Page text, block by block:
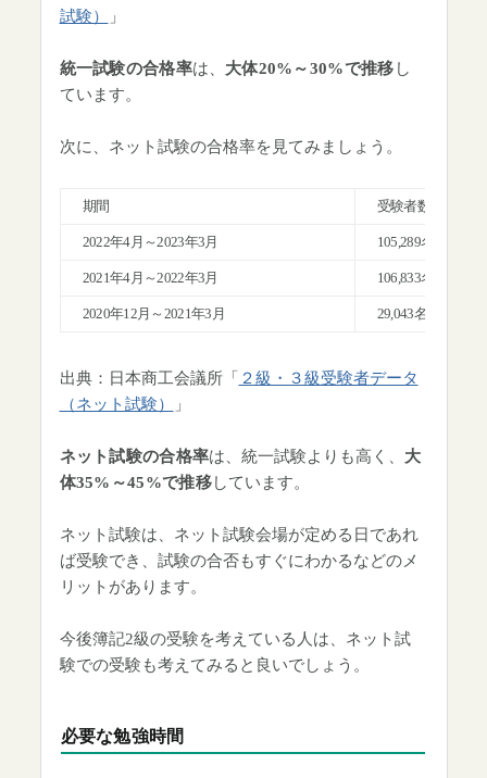
試験）
」
統一試験の合格率は、 大体20%～30%で推移 し
ています。
次に、ネット試験の合格率を見てみましょう。
期間 受験者数
2022年4月～2023年3月 105,289名
2021年4月～2022年3月 106,833名
2020年12月～2021年3月 29,043名
出典：日本商工会議所「 ２級・３級受験者データ
（ネット試験）
」
ネット試験の合格率は、統一試験よりも高く、 大
体35%～45%で推移しています。
ネット試験は、ネット試験会場が定める日であれ
ば受験でき、試験の合否もすぐにわかるなどのメ
リットがあります。
今後簿記2級の受験を考えている人は、ネット試
験での受験も考えてみると良いでしょう。
必要な勉強時間